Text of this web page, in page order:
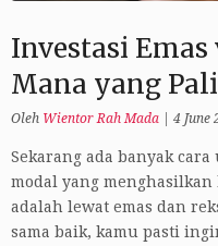
Investasi Emas
Mana yang
Oleh Wientor Rah Mada 4 June
Sekarang ada banyak
modal yang
adalah lewat emas dan
sama baik, kamu pasti